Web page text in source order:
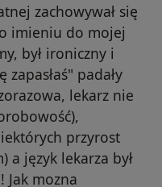
zachowywał się
imieniu do mojej
był ironiczny i
padały
lekarz nie
przyrost
a język lekarza był
mozna